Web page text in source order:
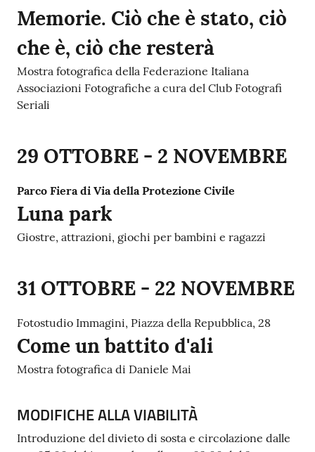
Memorie. Ciò che è stato, ciò
che è, ciò che resterà
Mostra fotografica della Federazione Italiana
Associazioni Fotografiche a cura del Club Fotografi
Seriali
29 OTTOBRE - 2 NOVEMBRE
Parco Fiera di Via della Protezione Civile
Luna park
Giostre, attrazioni, giochi per bambini e ragazzi
31 OTTOBRE - 22 NOVEMBRE
Fotostudio Immagini, Piazza della Repubblica, 28
Come un battito d'ali
Mostra fotografica di Daniele Mai
MODIFICHE ALLA VIABILITÀ
Introduzione del divieto di sosta e circolazione dalle